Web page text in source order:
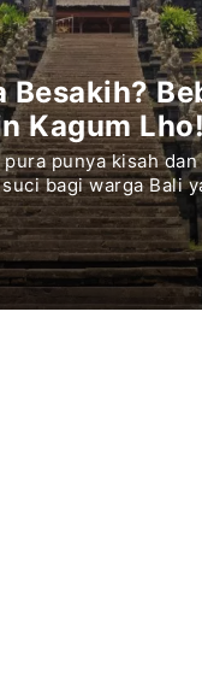
Besakih?
Kagum
punya kisah
bagi warga Bali